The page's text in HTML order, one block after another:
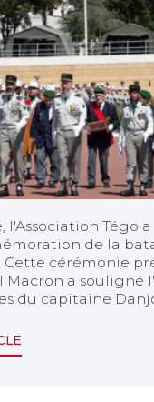
l'Association Tégo
de la
Cette cérémonie
Macron a souligné
du capitaine